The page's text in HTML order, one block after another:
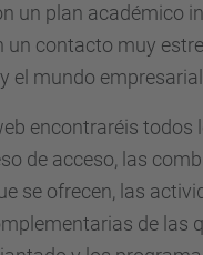
un plan académico
un contacto muy
el mundo empresarial.
encontraréis todos
de acceso, las
se ofrecen, las
de las